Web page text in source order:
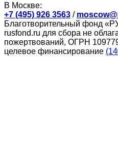
В Москве:
+7 (495) 926 3563 /
Благотворительный фонд
rusfond.ru для сбора не
пожертвований, ОГРН
целевое финансирование